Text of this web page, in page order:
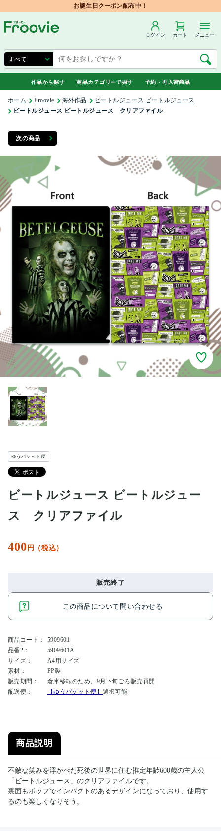
お誕生日クーポン配布中！
ログイン カート メニュー
作品から探す 商品カテゴリーで探す 予約・再入荷商品
ホーム Froovie 海外作品
ビートルジュース ビートルジュース
ビートルジュース ビートルジュース クリアファイル
次の商品
ゆうパケット便
ビートルジュース ビートルジュー
ス クリアファイル
400 円（税込）
販売終了
この商品について問い合わせる
商品コード：
5909601
品番2：
5909601A
サイズ：
A4用サイズ
素材：
PP製
販売期間：
倉庫移転のため、9月下旬ごろ販売再開
配送便：
【ゆうパケット便】選択可能
商品説明
不敵な笑みを浮かべた死後の世界に住む推定年齢600歳の主人公
「ビートルジュース」のクリアファイルです。
裏面もポップでインパクトのあるデザインになっており、使用す
るのも楽しくなりそう。